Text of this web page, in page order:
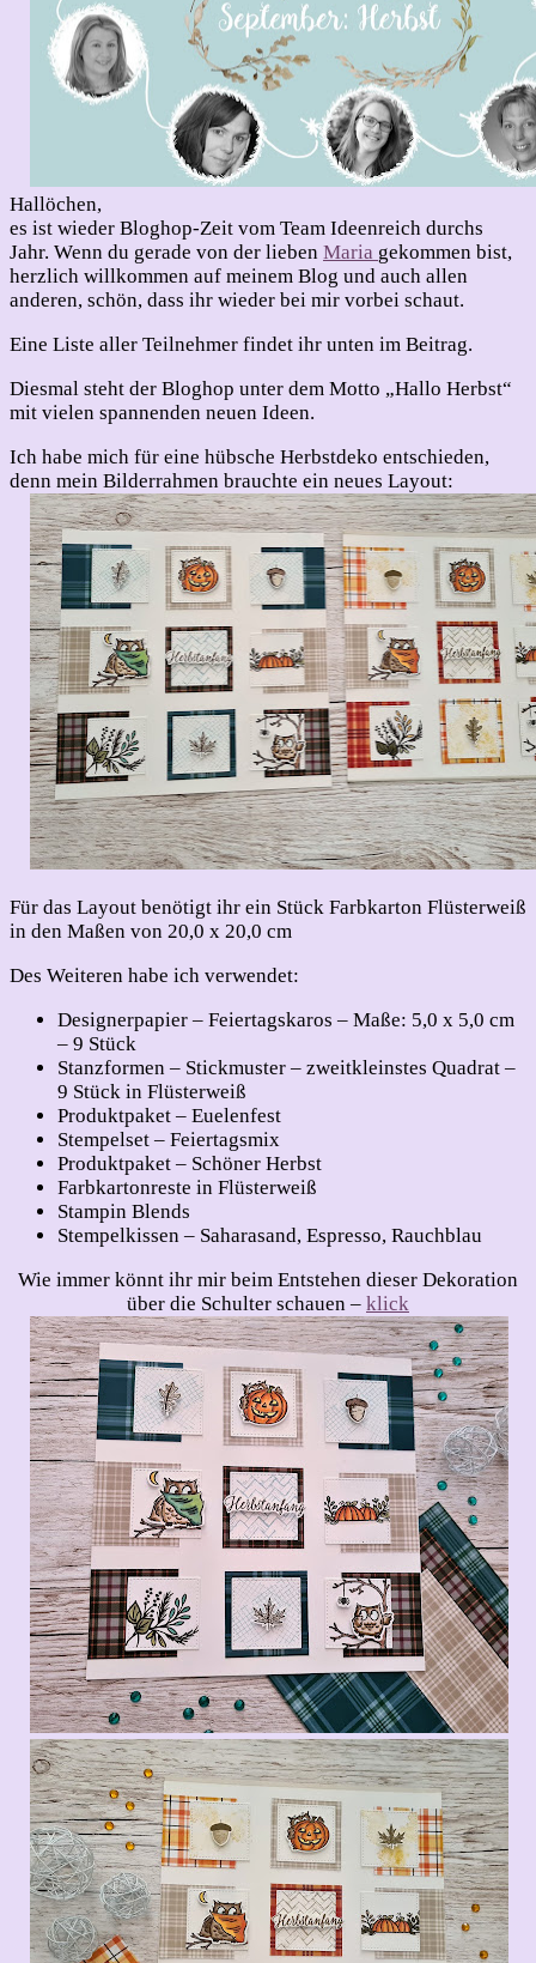
Hallöchen,
es ist wieder Bloghop-Zeit vom Team Ideenreich durchs
Jahr. Wenn du gerade von der lieben Maria gekommen bist,
herzlich willkommen auf meinem Blog und auch allen
anderen, schön, dass ihr wieder bei mir vorbei schaut.
Eine Liste aller Teilnehmer findet ihr unten im Beitrag.
Diesmal steht der Bloghop unter dem Motto „Hallo Herbst“
mit vielen spannenden neuen Ideen.
Ich habe mich für eine hübsche Herbstdeko entschieden,
denn mein Bilderrahmen brauchte ein neues Layout:
Für das Layout benötigt ihr ein Stück Farbkarton Flüsterweiß
in den Maßen von 20,0 x 20,0 cm
Des Weiteren habe ich verwendet:
Designerpapier – Feiertagskaros – Maße: 5,0 x 5,0 cm
– 9 Stück
Stanzformen – Stickmuster – zweitkleinstes Quadrat –
9 Stück in Flüsterweiß
Produktpaket – Euelenfest
Stempelset – Feiertagsmix
Produktpaket – Schöner Herbst
Farbkartonreste in Flüsterweiß
Stampin Blends
Stempelkissen – Saharasand, Espresso, Rauchblau
Wie immer könnt ihr mir beim Entstehen dieser Dekoration
über die Schulter schauen – klick